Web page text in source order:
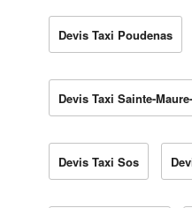
Devis Taxi Poudenas
Devis Taxi Sainte-
Devis Taxi Sos